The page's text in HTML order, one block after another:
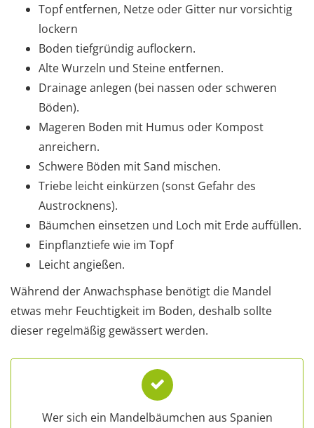
Topf entfernen, Netze oder Gitter nur vorsichtig
lockern
Boden tiefgründig auflockern.
Alte Wurzeln und Steine entfernen.
Drainage anlegen (bei nassen oder schweren
Böden).
Mageren Boden mit Humus oder Kompost
anreichern.
Schwere Böden mit Sand mischen.
Triebe leicht einkürzen (sonst Gefahr des
Austrocknens).
Bäumchen einsetzen und Loch mit Erde auffüllen.
Einpflanztiefe wie im Topf
Leicht angießen.
Während der Anwachsphase benötigt die Mandel
etwas mehr Feuchtigkeit im Boden, deshalb sollte
dieser regelmäßig gewässert werden.
Wer sich ein Mandelbäumchen aus Spanien